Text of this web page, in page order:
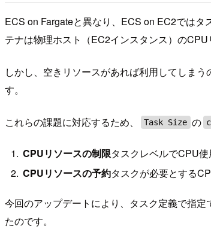
ECS on Fargateと異なり、ECS on EC2ではタ
テナは物理ホスト（EC2インスタンス）の
しかし、空きリソースがあれば利用してしま
す。
これらの課題に対応するため、 Task Size の
CPUリソースの制限タスクレベルでCPU
CPUリソースの予約タスクが必要とする
今回のアップデートにより、タスク定義で指
たのです。